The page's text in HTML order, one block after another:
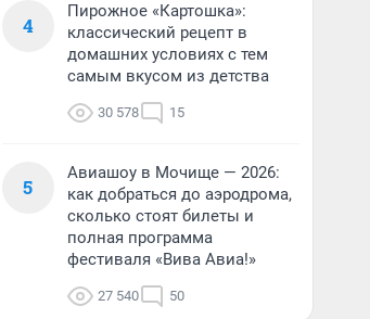
4
Пирожное «Картошка»:
классический рецепт в
домашних условиях с тем
самым вкусом из детства
30 578 15
5
Авиашоу в Мочище — 2026:
как добраться до аэродрома,
сколько стоят билеты и
полная программа
фестиваля «Вива Авиа!»
27 540 50